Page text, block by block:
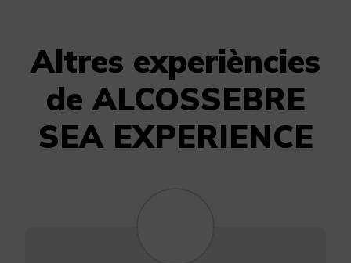
Altres experiències
de ALCOSSEBRE
SEA EXPERIENCE